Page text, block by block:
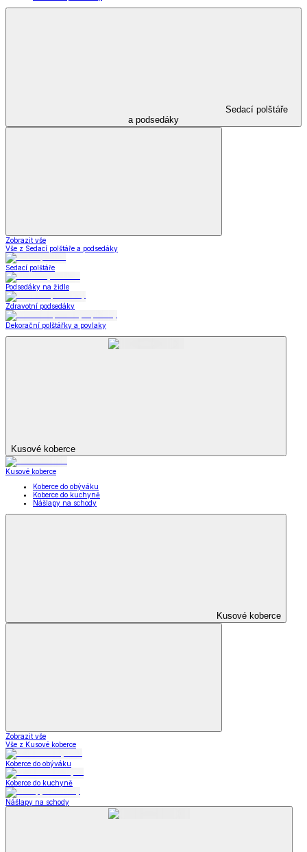
Sedací polštáře
a podsedáky
Zobrazit vše
Vše z Sedací polštáře a podsedáky
Sedací polštáře
Podsedáky na židle
Zdravotní podsedáky
Dekorační polštářky a povlaky
Kusové koberce
Kusové koberce
Koberce do obýváku
Koberce do kuchyně
Nášlapy na schody
Kusové koberce
Zobrazit vše
Vše z Kusové koberce
Koberce do obýváku
Koberce do kuchyně
Nášlapy na schody